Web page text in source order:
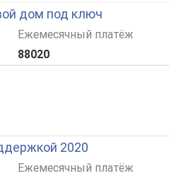
дом под ключ
Ежемесячный платёж
88020
2020
Ежемесячный платёж